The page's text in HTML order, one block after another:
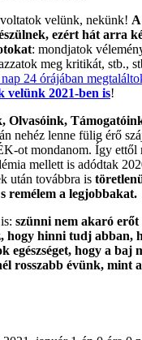
velünk, nekünk!
ezért hát arra
: mondjatok
meg kritikát, stb.,
24 órájában
velünk 2021-ben is!
Olvasóink,
nehéz lenne fülig érő
ot mondanom. Így ettől
mellett is adódtak
után továbbra is
s remélem a legjobbakat.
szünni nem akaró erőt
hogy hinni tudj abban,
egészséget, hogy a baj
rosszabb évünk, mint